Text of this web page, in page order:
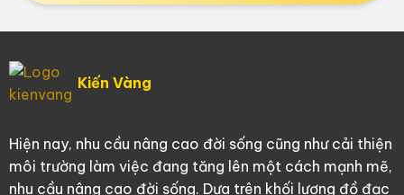
Kiến Vàng
Hiện nay, nhu cầu nâng cao đời sống cũng như cải thiện
môi trường làm việc đang tăng lên một cách mạnh mẽ,
nhu cầu nâng cao đời sống. Dựa trên khối lượng đồ đạc